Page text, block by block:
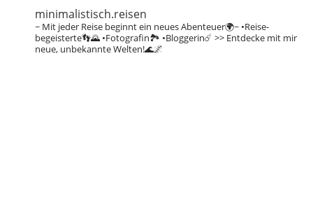
minimalistisch.reisen
~ Mit jeder Reise beginnt ein neues Abenteuer🌍~ •Reise-
begeisterte👣🌄 •Fotografin🏞️ •Bloggerin☄️ >> Entdecke mit mir
neue, unbekannte Welten!🌊🌌